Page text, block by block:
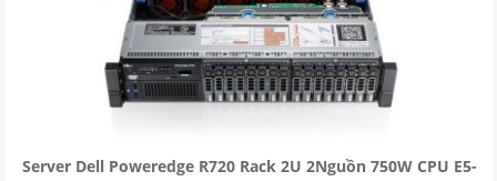
Server Dell Poweredge R720 Rack 2U 2Nguồn 750W CPU E5-